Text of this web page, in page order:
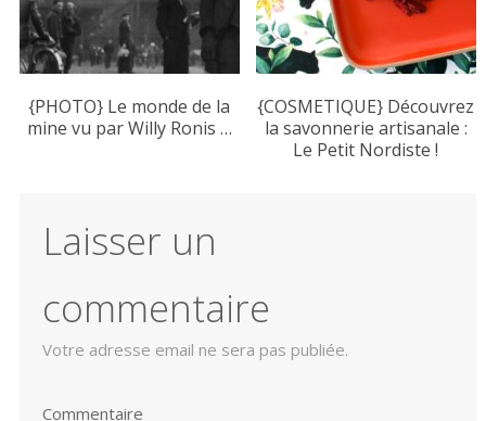
{PHOTO} Le monde de la
mine vu par Willy Ronis …
{COSMETIQUE} Découvrez
la savonnerie artisanale :
Le Petit Nordiste !
Laisser un
commentaire
Votre adresse email ne sera pas publiée.
Commentaire